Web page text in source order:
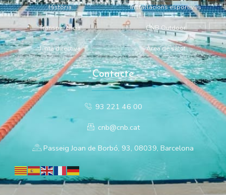
Història
Transparència
Junta directiva
Instal·lacions esportives
CNB Outdoor
Àrea de salut
Contacte
93 221 46 00
cnb@cnb.cat
Passeig Joan de Borbó, 93, 08039, Barcelona